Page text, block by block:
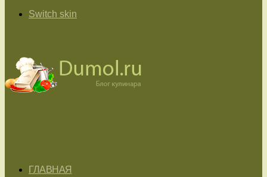
Switch skin
ГЛАВНАЯ